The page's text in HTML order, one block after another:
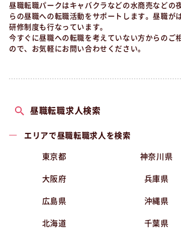
昼職転職パークはキャバクラなどの水商売などの
らの昼職への転職活動をサポートします。昼職が
研修制度も行なっています。
今すぐに昼職への転職を考えていない方からのご
ので、お気軽にお問い合わせください。
昼職転職求人検索
エリアで昼職転職求人を検索
東京都 神奈川県
大阪府 兵庫県
広島県 沖縄県
北海道 千葉県